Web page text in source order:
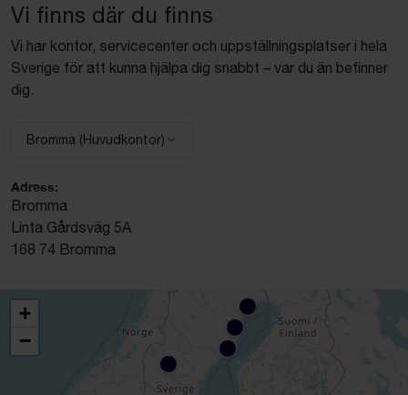
Vi finns där du finns
Vi har kontor, servicecenter och uppställningsplatser i hela
Sverige för att kunna hjälpa dig snabbt – var du än befinner
dig.
Välj anläggning:
Bromma (Huvudkontor)
Adress:
Bromma
Linta Gårdsväg 5A
168 74 Bromma
+
−